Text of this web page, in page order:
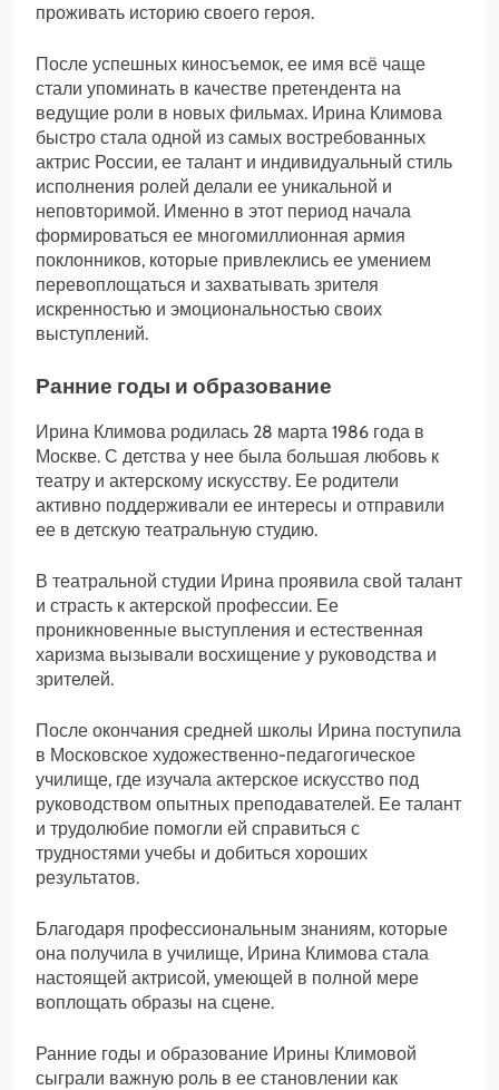
проживать историю своего героя.
После успешных киносъемок, ее имя всё чаще
стали упоминать в качестве претендента на
ведущие роли в новых фильмах. Ирина Климова
быстро стала одной из самых востребованных
актрис России, ее талант и индивидуальный стиль
исполнения ролей делали ее уникальной и
неповторимой. Именно в этот период начала
формироваться ее многомиллионная армия
поклонников, которые привлеклись ее умением
перевоплощаться и захватывать зрителя
искренностью и эмоциональностью своих
выступлений.
Ранние годы и образование
Ирина Климова родилась 28 марта 1986 года в
Москве. С детства у нее была большая любовь к
театру и актерскому искусству. Ее родители
активно поддерживали ее интересы и отправили
ее в детскую театральную студию.
В театральной студии Ирина проявила свой талант
и страсть к актерской профессии. Ее
проникновенные выступления и естественная
харизма вызывали восхищение у руководства и
зрителей.
После окончания средней школы Ирина поступила
в Московское художественно-педагогическое
училище, где изучала актерское искусство под
руководством опытных преподавателей. Ее талант
и трудолюбие помогли ей справиться с
трудностями учебы и добиться хороших
результатов.
Благодаря профессиональным знаниям, которые
она получила в училище, Ирина Климова стала
настоящей актрисой, умеющей в полной мере
воплощать образы на сцене.
Ранние годы и образование Ирины Климовой
сыграли важную роль в ее становлении как